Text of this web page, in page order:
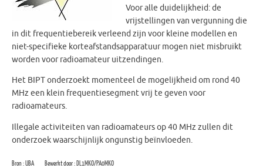
Voor alle duidelijkheid: de
vrijstellingen van vergunning die
in dit frequentiebereik verleend zijn voor kleine modellen en
niet-specifieke korteafstandsapparatuur mogen niet misbruikt
worden voor radioamateur uitzendingen.
Het BIPT onderzoekt momenteel de mogelijkheid om rond 40
MHz een klein frequentiesegment vrij te geven voor
radioamateurs.
Illegale activiteiten van radioamateurs op 40 MHz zullen dit
onderzoek waarschijnlijk ongunstig beïnvloeden.
Bron : UBA Bewerkt door : DL1MKO/PA0MKO